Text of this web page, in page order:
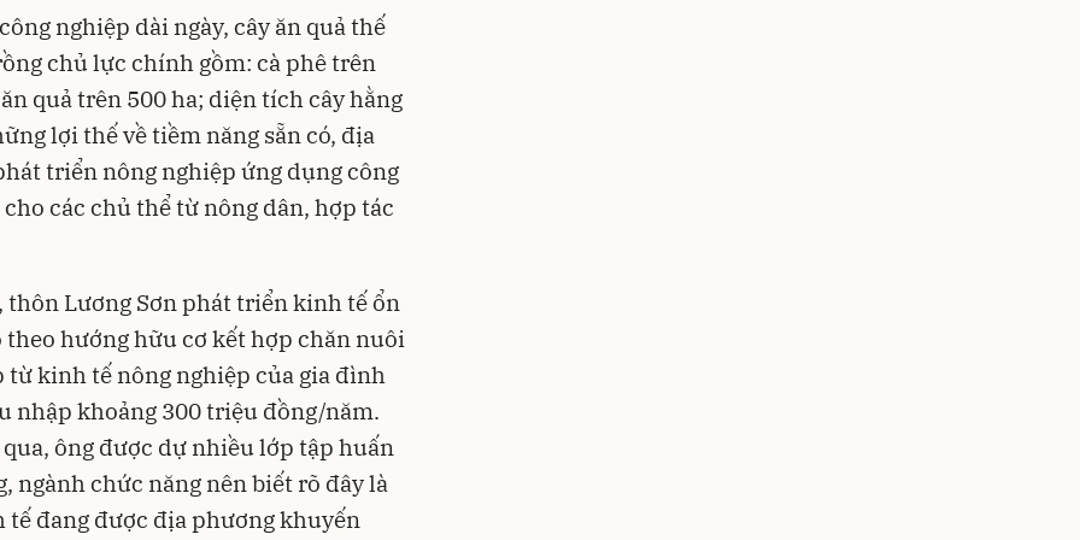
nghiệp dài ngày, cây ăn quả thế
chủ lực chính gồm: cà phê trên
quả trên 500 ha; diện tích cây hằng
lợi thế về tiềm năng sẵn có, địa
triển nông nghiệp ứng dụng công
các chủ thể từ nông dân, hợp tác
thôn Lương Sơn phát triển kinh tế ổn
theo hướng hữu cơ kết hợp chăn nuôi
từ kinh tế nông nghiệp của gia đình
nhập khoảng 300 triệu đồng/năm.
ông được dự nhiều lớp tập huấn
ngành chức năng nên biết rõ đây là
đang được địa phương khuyến